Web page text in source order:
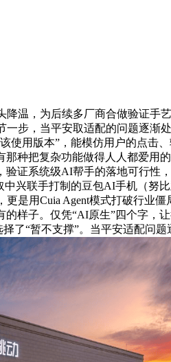
，为后续多厂商合做验证手艺
一步，当平安取适配的问题逐渐
使用版本”，能模仿用户的点击
那种把复杂功能做得人人都爱
验证系统级AI帮手的落地可行性
中兴联手打制的豆包AI手机（
是用Cuia Agent模式打破行业
的样子。仅凭“AI原生”四个字
了“暂不支撑”。当平安适配问